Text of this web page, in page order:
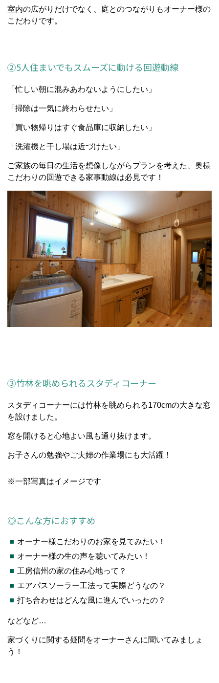
室内の広がりだけでなく、庭とのつながりもオーナー様の
こだわりです。
②5人住まいでもスムーズに動ける回遊動線
「忙しい朝に混みあわないようにしたい」
「掃除は一気に終わらせたい」
「買い物帰りはすぐ食品庫に収納したい」
「洗濯機と干し場は近づけたい」
ご家族の毎日の生活を想像しながらプランを考えた、奥様
こだわりの回遊できる家事動線は必見です！
③竹林を眺められるスタディコーナー
スタディコーナーには竹林を眺められる170cmの大きな窓
を設けました。
窓を開けると心地よい風も通り抜けます。
お子さんの勉強やご夫婦の作業場にも大活躍！
※一部写真はイメージです
◎こんな方におすすめ
オーナー様こだわりのお家を見てみたい！
オーナー様の生の声を聴いてみたい！
工房信州の家の住み心地って？
エアパスソーラー工法って実際どうなの？
打ち合わせはどんな風に進んでいったの？
などなど…
家づくりに関する疑問をオーナーさんに聞いてみましょ
う！